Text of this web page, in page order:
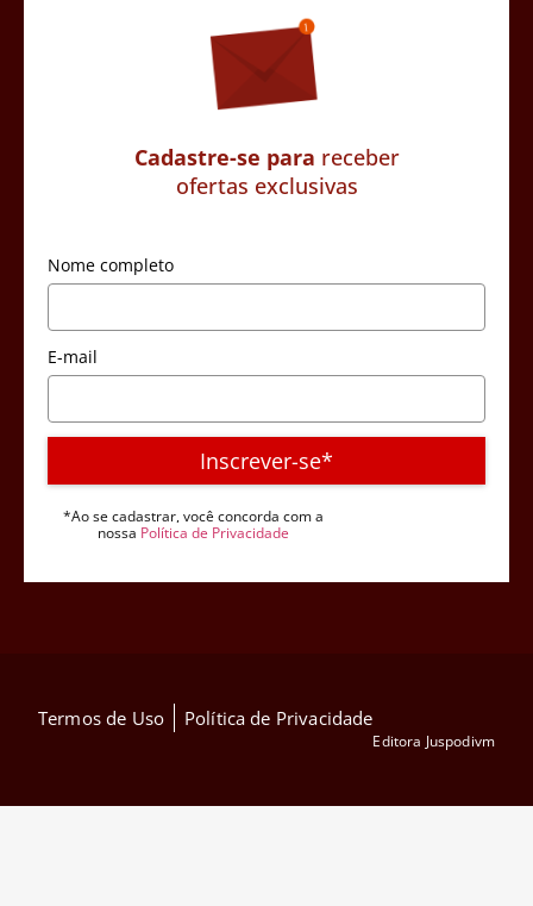
Cadastre-se para receber
ofertas exclusivas
Nome completo
E-mail
Inscrever-se*
*Ao se cadastrar, você concorda com a
nossa Política de Privacidade
Termos de Uso Política de Privacidade
Editora Juspodivm